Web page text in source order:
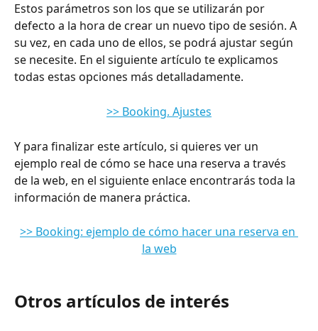
Estos parámetros son los que se utilizarán por
defecto a la hora de crear un nuevo tipo de sesión. A
su vez, en cada uno de ellos, se podrá ajustar según
se necesite. En el siguiente artículo te explicamos
todas estas opciones más detalladamente.
>> Booking. Ajustes
Y para finalizar este artículo, si quieres ver un
ejemplo real de cómo se hace una reserva a través
de la web, en el siguiente enlace encontrarás toda la
información de manera práctica.
>> Booking: ejemplo de cómo hacer una reserva en
la web
Otros artículos de interés